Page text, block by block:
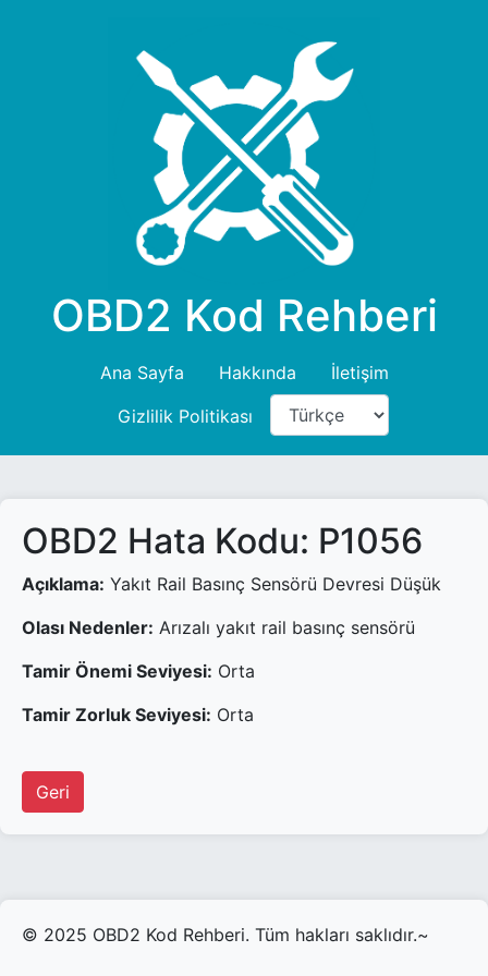
OBD2 Kod Rehberi
Ana Sayfa Hakkında
İletişim
Gizlilik Politikası
OBD2 Hata Kodu: P1056
Açıklama: Yakıt Rail Basınç Sensörü Devresi Düşük
Olası Nedenler: Arızalı yakıt rail basınç sensörü
Tamir Önemi Seviyesi: Orta
Tamir Zorluk Seviyesi: Orta
Geri
© 2025 OBD2 Kod Rehberi. Tüm hakları saklıdır.~